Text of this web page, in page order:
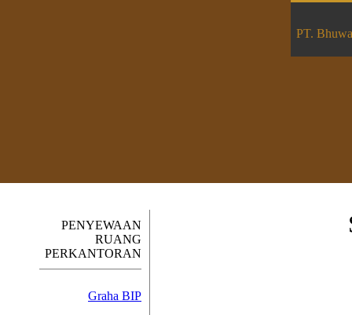
PT.
PENYEWAAN
RUANG
PERKANTORAN
Graha BIP